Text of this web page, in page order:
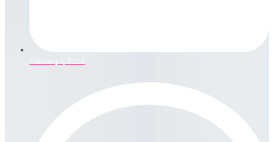
February 1, 2026